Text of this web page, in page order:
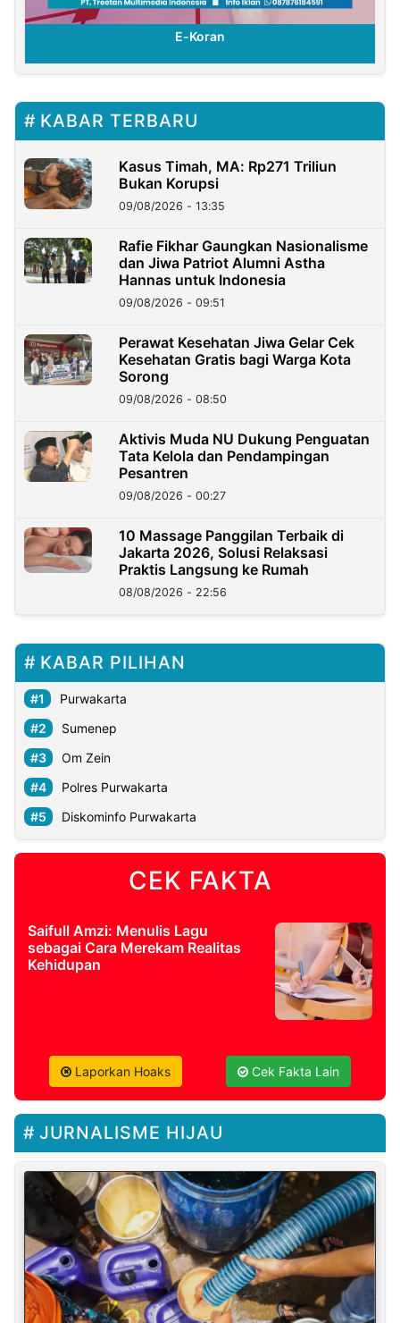
E-Koran
KABAR TERBARU
Kasus Timah, MA: Rp271 Triliun
Bukan Korupsi
09/08/2026 - 13:35
Rafie Fikhar Gaungkan Nasionalisme
dan Jiwa Patriot Alumni Astha
Hannas untuk Indonesia
09/08/2026 - 09:51
Perawat Kesehatan Jiwa Gelar Cek
Kesehatan Gratis bagi Warga Kota
Sorong
09/08/2026 - 08:50
Aktivis Muda NU Dukung Penguatan
Tata Kelola dan Pendampingan
Pesantren
09/08/2026 - 00:27
10 Massage Panggilan Terbaik di
Jakarta 2026, Solusi Relaksasi
Praktis Langsung ke Rumah
08/08/2026 - 22:56
KABAR PILIHAN
Purwakarta
Sumenep
Om Zein
Polres Purwakarta
Diskominfo Purwakarta
CEK FAKTA
Saifull Amzi: Menulis Lagu
sebagai Cara Merekam Realitas
Kehidupan
Laporkan Hoaks Cek Fakta Lain
JURNALISME HIJAU